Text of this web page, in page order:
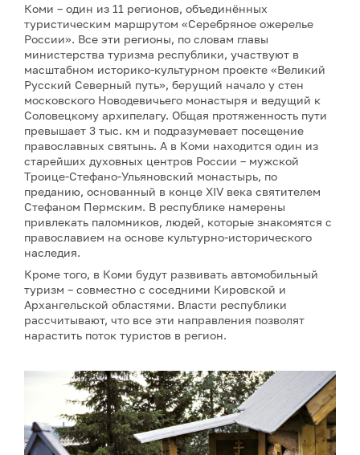
Коми – один из 11 регионов, объединённых
туристическим маршрутом «Серебряное ожерелье
России». Все эти регионы, по словам главы
министерства туризма республики, участвуют в
масштабном историко-культурном проекте «Великий
Русский Северный путь», берущий начало у стен
московского Новодевичьего монастыря и ведущий к
Соловецкому архипелагу. Общая протяженность пути
превышает 3 тыс. км и подразумевает посещение
православных святынь. А в Коми находится один из
старейших духовных центров России – мужской
Троице-Стефано-Ульяновский монастырь, по
преданию, основанный в конце XIV века святителем
Стефаном Пермским. В республике намерены
привлекать паломников, людей, которые знакомятся с
православием на основе культурно-исторического
наследия.
Кроме того, в Коми будут развивать автомобильный
туризм – совместно с соседними Кировской и
Архангельской областями. Власти республики
рассчитывают, что все эти направления позволят
нарастить поток туристов в регион.